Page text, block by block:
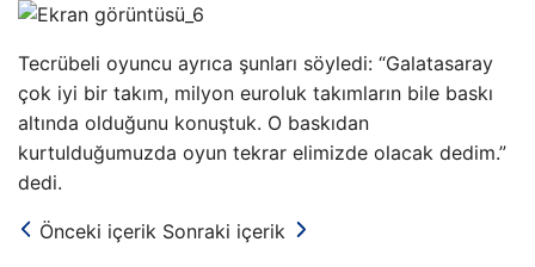
Tecrübeli oyuncu ayrıca şunları söyledi: “Galatasaray
çok iyi bir takım, milyon euroluk takımların bile baskı
altında olduğunu konuştuk. O baskıdan
kurtulduğumuzda oyun tekrar elimizde olacak dedim.”
dedi.
Önceki içerik Sonraki içerik